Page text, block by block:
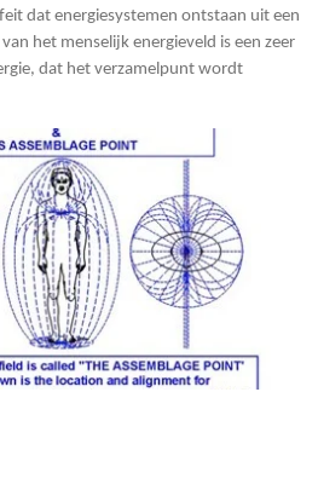
dat energiesystemen ontstaan uit een
het menselijk energieveld is een zeer
dat het verzamelpunt wordt